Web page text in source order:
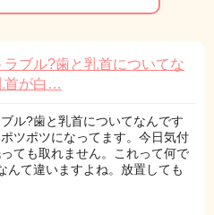
ブル?歯と乳首についてな
首が白…
ル?歯と乳首についてなんです
ツポツになってます。今日気付
ても取れません。これって何で
んて違いますよね。放置しても